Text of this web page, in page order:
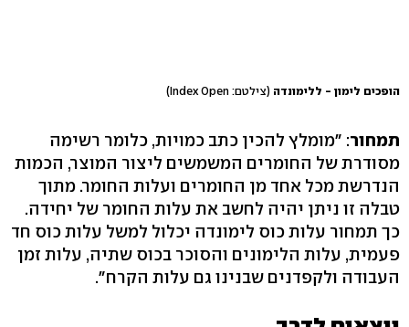
הופכים לימון - ללימונדה (צילטם: Index Open)
תמחור: "מומלץ להכין כתב כמויות, כלומר רשימה
מסודרת של החומרים המשמשים ליצור המוצר, הכמות
הנדרשת מכל אחד מן החומרים ועלות החומר. מתוך
טבלה זו ניתן יהיה לחשב את עלות החומר של יחידה.
כך תמחור עלות כוס לימונדה יכלול למשל עלות כוס חד
פעמית, עלות הלימונים והסוכר בכוס שתיה, עלות זמן
העבודה ולקפדנים שבנינו גם עלות הקרח".